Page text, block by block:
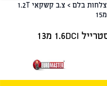
צלחות בלם >
צ.ב קשקאי 1.2T
צ.ב קשקאי 1.2T מ14 אקסטרייל 1.6DCI מ13